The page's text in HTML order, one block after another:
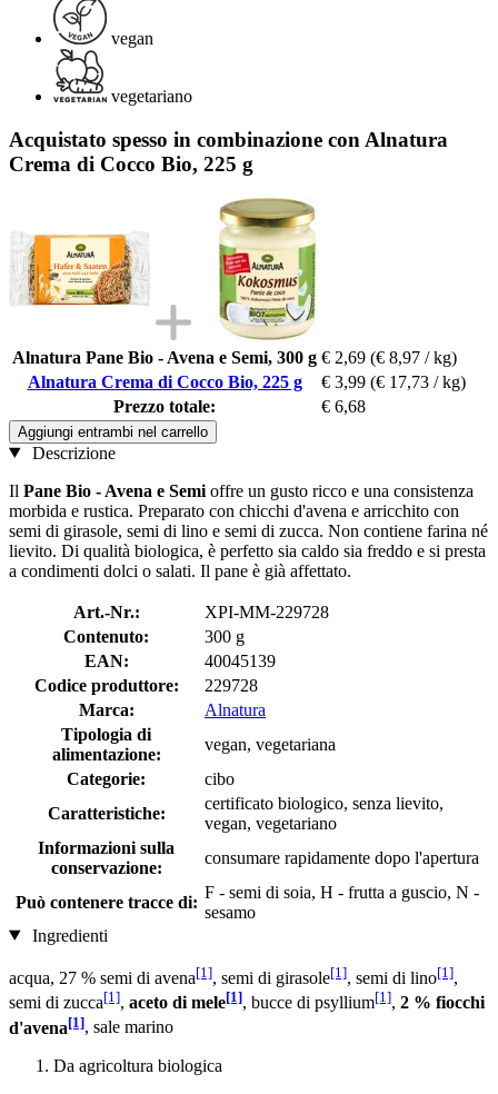
vegan
vegetariano
Acquistato spesso in combinazione con Alnatura
Crema di Cocco Bio, 225 g
Alnatura Pane Bio - Avena e Semi, 300 g € 2,69 (€ 8,97 / kg)
Alnatura Crema di Cocco Bio, 225 g
€ 3,99 (€ 17,73 / kg)
Prezzo totale:
€ 6,68
Aggiungi entrambi nel carrello
Descrizione
Il Pane Bio - Avena e Semi offre un gusto ricco e una consistenza
morbida e rustica. Preparato con chicchi d'avena e arricchito con
semi di girasole, semi di lino e semi di zucca. Non contiene farina né
lievito. Di qualità biologica, è perfetto sia caldo sia freddo e si presta
a condimenti dolci o salati. Il pane è già affettato.
Art.-Nr.:
XPI-MM-229728
Contenuto:
300 g
EAN:
40045139
Codice produttore:
229728
Marca:
Alnatura
Tipologia di
alimentazione:
vegan, vegetariana
Categorie:
cibo
Caratteristiche:
certificato biologico, senza lievito,
vegan, vegetariano
Informazioni sulla
conservazione:
consumare rapidamente dopo l'apertura
Può contenere tracce di:
F - semi di soia, H - frutta a guscio, N -
sesamo
Ingredienti
acqua, 27 % semi di avena[1], semi di girasole[1], semi di lino[1],
semi di zucca[1], aceto di mele[1], bucce di psyllium[1], 2 % fiocchi
d'avena[1], sale marino
Da agricoltura biologica